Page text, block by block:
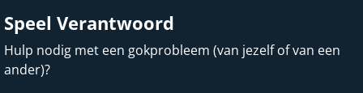
Speel Verantwoord
Hulp nodig met een gokprobleem (van jezelf of van een
ander)?